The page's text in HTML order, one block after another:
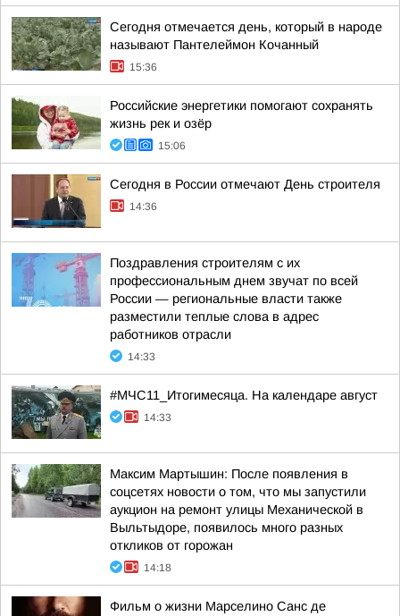
Сегодня отмечается день, который в народе
называют Пантелеймон Кочанный
15:36
Российские энергетики помогают сохранять
жизнь рек и озёр
15:06
Сегодня в России отмечают День строителя
14:36
Поздравления строителям с их
профессиональным днем звучат по всей
России — региональные власти также
разместили теплые слова в адрес
работников отрасли
14:33
#МЧС11_Итогимесяца. На календаре август
14:33
Максим Мартышин: После появления в
соцсетях новости о том, что мы запустили
аукцион на ремонт улицы Механической в
Выльтыдоре, появилось много разных
откликов от горожан
14:18
Фильм о жизни Марселино Санс де